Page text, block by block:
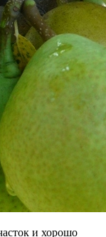
и хорошо